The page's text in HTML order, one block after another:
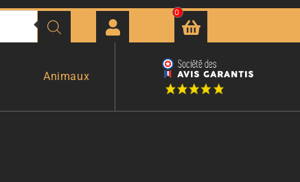
0
Animaux